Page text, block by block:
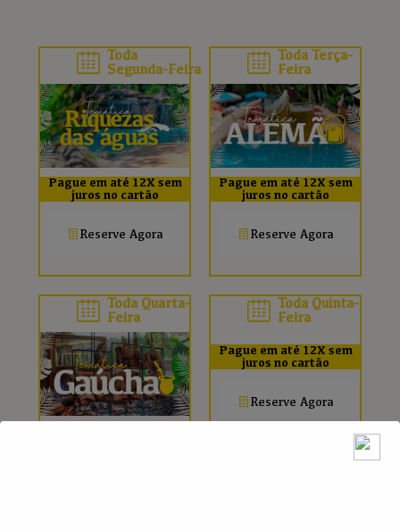
Toda
Segunda-Feira
Pague em até 12X sem
juros no cartão
Reserve Agora
Toda Terça-
Feira
Pague em até 12X sem
juros no cartão
Reserve Agora
Toda Quarta-
Feira
Toda Quinta-
Feira
Pague em até 12X sem
juros no cartão
Reserve Agora